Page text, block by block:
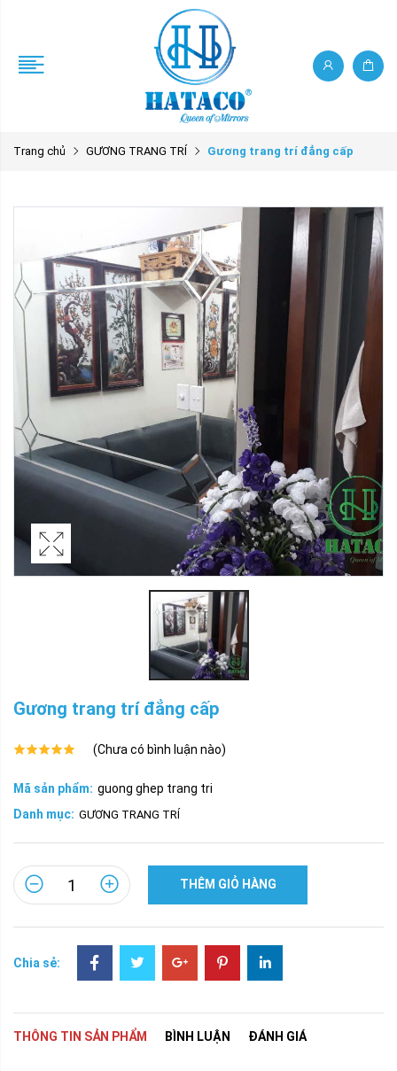
Trang chủ GƯƠNG TRANG TRÍ Gương trang trí đẳng cấp
Gương trang trí đẳng cấp
(Chưa có bình luận nào)
Mã sản phẩm: guong ghep trang tri
Danh mục: GƯƠNG TRANG TRÍ
THÊM GIỎ HÀNG
Chia sẻ:
THÔNG TIN SẢN PHẨM BÌNH LUẬN ĐÁNH GIÁ